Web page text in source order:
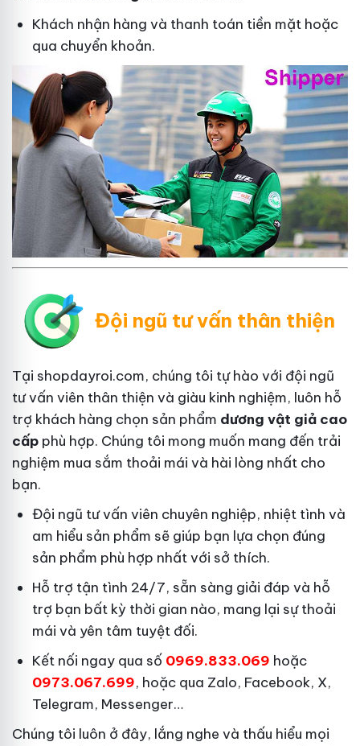
Khách nhận hàng và thanh toán tiền mặt hoặc
qua chuyển khoản.
Đội ngũ tư vấn thân thiện
Tại shopdayroi.com, chúng tôi tự hào với đội ngũ
tư vấn viên thân thiện và giàu kinh nghiệm, luôn hỗ
trợ khách hàng chọn sản phẩm dương vật giả cao
cấp phù hợp. Chúng tôi mong muốn mang đến trải
nghiệm mua sắm thoải mái và hài lòng nhất cho
bạn.
Đội ngũ tư vấn viên chuyên nghiệp, nhiệt tình và
am hiểu sản phẩm sẽ giúp bạn lựa chọn đúng
sản phẩm phù hợp nhất với sở thích.
Hỗ trợ tận tình 24/7, sẵn sàng giải đáp và hỗ
trợ bạn bất kỳ thời gian nào, mang lại sự thoải
mái và yên tâm tuyệt đối.
Kết nối ngay qua số 0969.833.069 hoặc
0973.067.699, hoặc qua Zalo, Facebook, X,
Telegram, Messenger…
Chúng tôi luôn ở đây, lắng nghe và thấu hiểu mọi